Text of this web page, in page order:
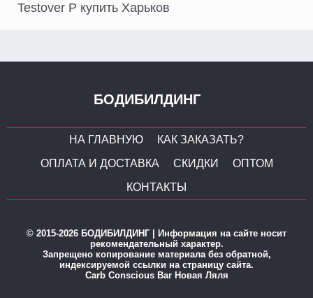
Testover P купить Харьков
БОДИБИЛДИНГ
НА ГЛАВНУЮ
КАК ЗАКАЗАТЬ?
ОПЛАТА И ДОСТАВКА
СКИДКИ
ОПТОМ
КОНТАКТЫ
© 2015-2026 БОДИБИЛДИНГ | Информация на сайте носит
рекомендательный характер.
Запрещено копирование материала без обратной,
индексируемой ссылки на страницу сайта.
Carb Conscious Bar Новая Ляля